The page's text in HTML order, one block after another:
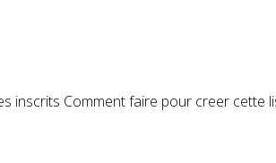
inscrits Comment faire pour creer cette